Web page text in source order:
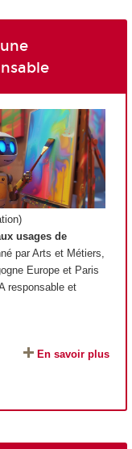
usages de
par Arts et Métiers,
Europe et Paris
responsable et
En savoir plus